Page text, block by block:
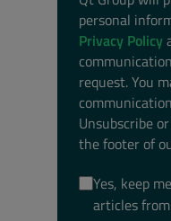
personal
Privacy Policy
request. You
Unsubscribe
the footer of
Yes, keep
articles